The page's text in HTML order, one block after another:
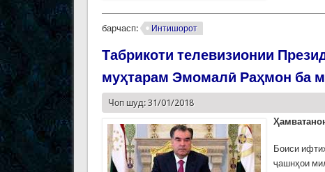
барчасп: Интишорот
Табрикоти телевизионии
муҳтарам Эмомалӣ Раҳмон ба
Чоп шуд: 31/01/2018
Боиси
ҷашнҳои